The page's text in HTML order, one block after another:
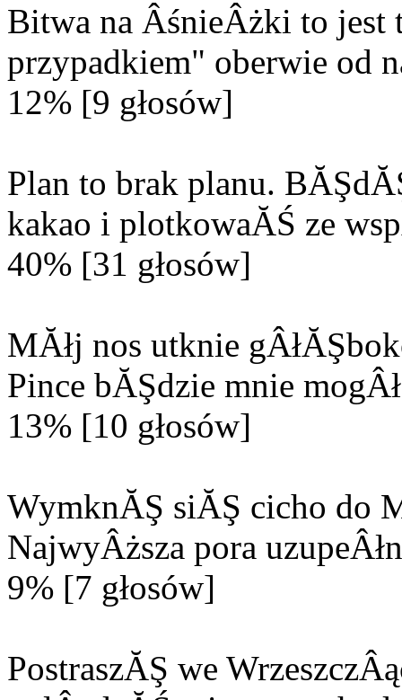
Bitwa na ÂśnieÂżki to jest
przypadkiem" oberwie od
12% [9 głosów]
Plan to brak planu.
kakao i plotkowaĂŚ ze
40% [31 głosów]
MĂłj nos utknie
Pince bĂŞdzie mnie
13% [10 głosów]
WymknĂŞ siĂŞ cicho do
NajwyÂższa pora
9% [7 głosów]
PostraszĂŞ we